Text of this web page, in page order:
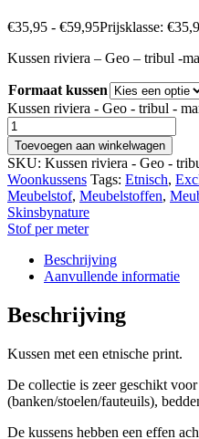
€35,95 - €59,95Prijsklasse:
Kussen riviera – Geo – tribul -
Formaat kussen
Kussen riviera - Geo - tribul -
Toevoegen aan winkelwagen
SKU: Kussen riviera - Geo -
Woonkussens Tags: Etnisch,
Meubelstof, Meubelstoffen,
Skinsbynature
Stof per meter
Beschrijving
Aanvullende informatie
Beschrijving
Kussen met een etnische print.
De collectie is zeer geschikt
(banken/stoelen/fauteuils),
De kussens hebben een effen